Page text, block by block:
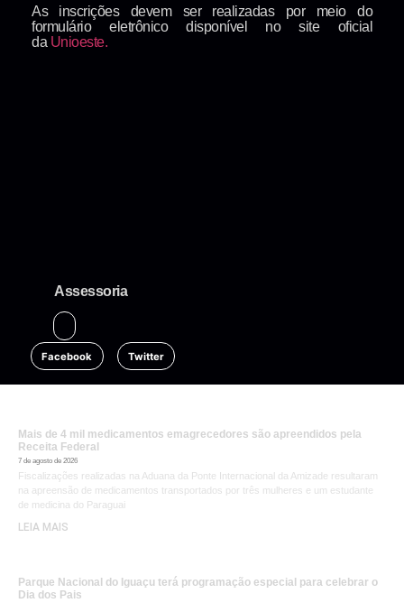
As inscrições devem ser realizadas por meio do
formulário eletrônico disponível no site oficial
da Unioeste.
Assessoria
Facebook Twitter
Mais de 4 mil medicamentos emagrecedores são apreendidos pela
Receita Federal
7 de agosto de 2026
Fiscalizações realizadas na Aduana da Ponte Internacional da Amizade resultaram
na apreensão de medicamentos transportados por três mulheres e um estudante
de medicina do Paraguai
LEIA MAIS
Parque Nacional do Iguaçu terá programação especial para celebrar o
Dia dos Pais